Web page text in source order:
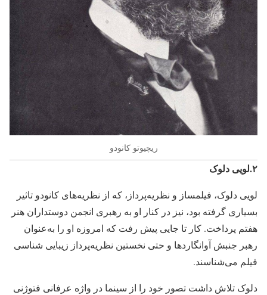
ریچیوتو کانودو
۲.لویی دلوک
لویی دلوک، فیلمساز و نظریه‌پرداز، که از نظریه‌های کانودو تاثیر
بسیاری گرفته بود، نیز در کنار او به رهبری انجمن دوستداران هنر
هفتم پرداخت. کار تا جایی پیش رفت که امروزه او را به‌عنوان
رهبر جنبش آوانگاردها و حتی نخستین نظریه‌پرداز زیبایی شناسی
فیلم می‌شناسند.
دلوک تلاش داشت تصور خود را از سینما در واژه عرفانی فتوژنی